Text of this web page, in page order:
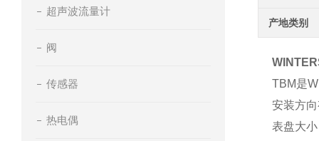
产地类别
TBM是
安装方
表盘大
超声波流量计
阀
传感器
热电偶